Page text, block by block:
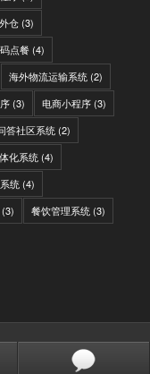
仓(3)
点餐(4)
海外物流运输系统(2)
(3) 电商小程序(3)
答社区系统(2)
化系统(4)
统(4)
餐饮管理系统(3)
系统，WMS海外仓系